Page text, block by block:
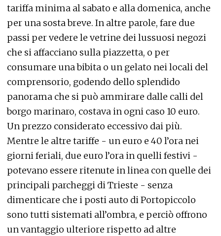
tariffa minima al sabato e alla domenica, anche
per una sosta breve. In altre parole, fare due
passi per vedere le vetrine dei lussuosi negozi
che si affacciano sulla piazzetta, o per
consumare una bibita o un gelato nei locali del
comprensorio, godendo dello splendido
panorama che si può ammirare dalle calli del
borgo marinaro, costava in ogni caso 10 euro.
Un prezzo considerato eccessivo dai più.
Mentre le altre tariffe - un euro e 40 l’ora nei
giorni feriali, due euro l’ora in quelli festivi -
potevano essere ritenute in linea con quelle dei
principali parcheggi di Trieste - senza
dimenticare che i posti auto di Portopiccolo
sono tutti sistemati all’ombra, e perciò offrono
un vantaggio ulteriore rispetto ad altre